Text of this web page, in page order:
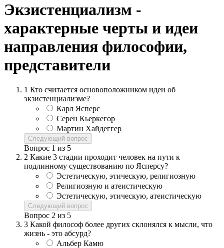
Экзистенциализм -
характерные черты и идеи
направления философии,
представители
1 Кто считается основоположником идеи об
экзистенциализме?
Карл Ясперс
Серен Кьеркегор
Мартин Хайдеггер
Следующий вопрос
Вопрос 1 из 5
2 Какие 3 стадии проходит человек на пути к
подлинному существованию по Ясперсу?
Эстетическую, этическую, религиозную
Религиозную и атеистическую
Эстетическую, этическую, атеистическую
Следующий вопрос
Вопрос 2 из 5
3 Какой философ более других склонялся к мысли, что
жизнь - это абсурд?
Альбер Камю